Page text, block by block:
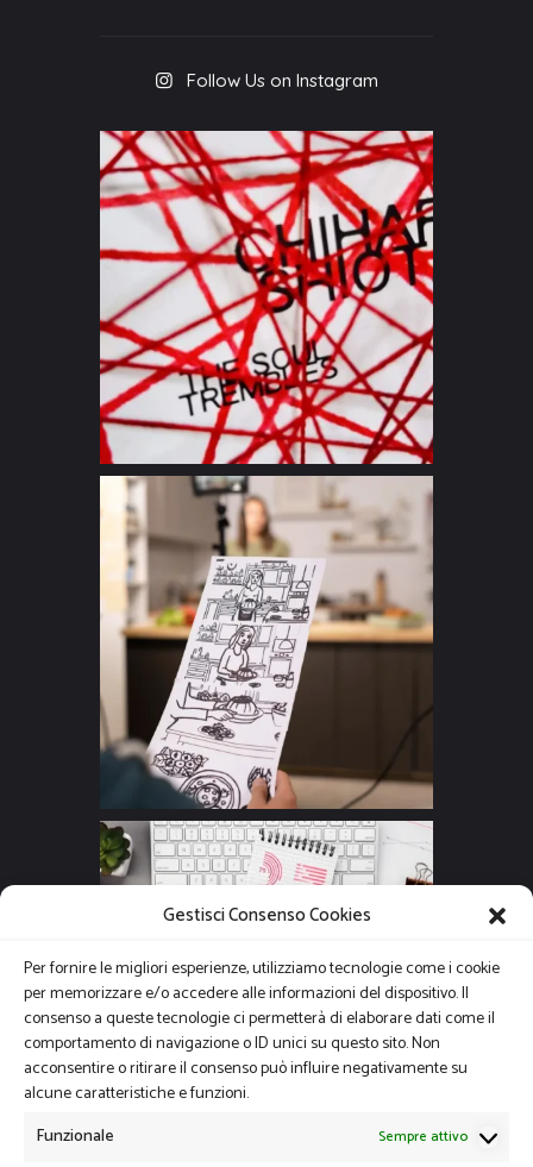
Gestisci Consenso Cookies
Per fornire le migliori esperienze, utilizziamo tecnologie come i cookie
per memorizzare e/o accedere alle informazioni del dispositivo. Il
consenso a queste tecnologie ci permetterà di elaborare dati come il
comportamento di navigazione o ID unici su questo sito. Non
acconsentire o ritirare il consenso può influire negativamente su
alcune caratteristiche e funzioni.
Funzionale
Sempre attivo
Follow Us on Instagram